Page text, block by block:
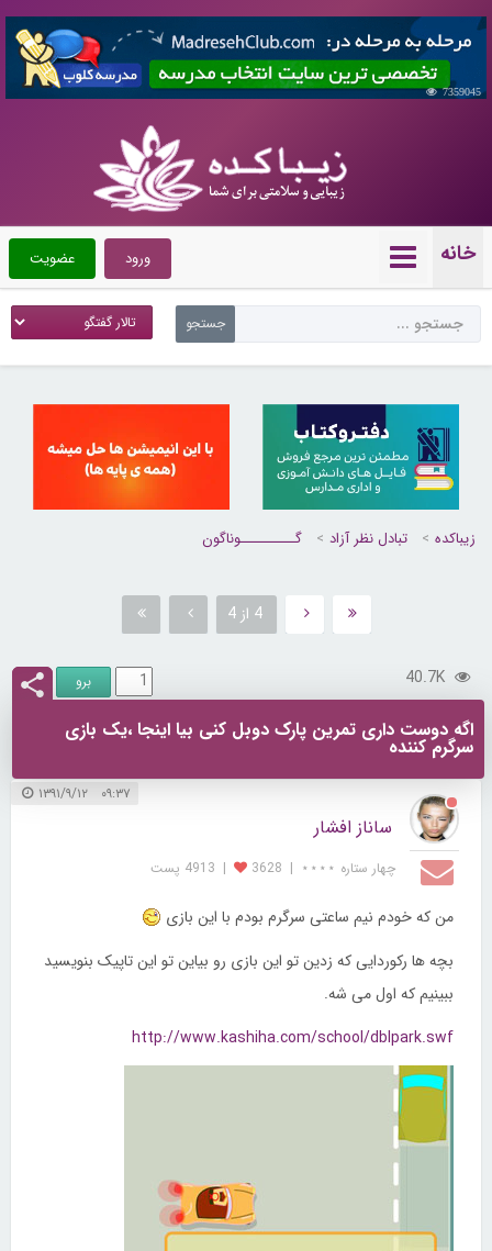
7359045
خانه عضویت ورود
زیباکده تبادل نظر آزاد گــــــــــوناگون
4 از 4
40.7K
اگه دوست داری تمرین پارک دوبل کنی بیا اینجا ،یک بازی
سرگرم کننده
۰۹:۳۷ ۱۳۹۱/۹/۱۲
ساناز افشار
چهار ستاره ⋆⋆⋆⋆ |
3628
| 4913 پست
من که خودم نیم ساعتی سرگرم بودم با این بازی
بچه ها رکوردایی که زدین تو این بازی رو بیاین تو این تاپیک بنویسید
ببینیم که اول می شه.
http://www.kashiha.com/school/dblpark.swf